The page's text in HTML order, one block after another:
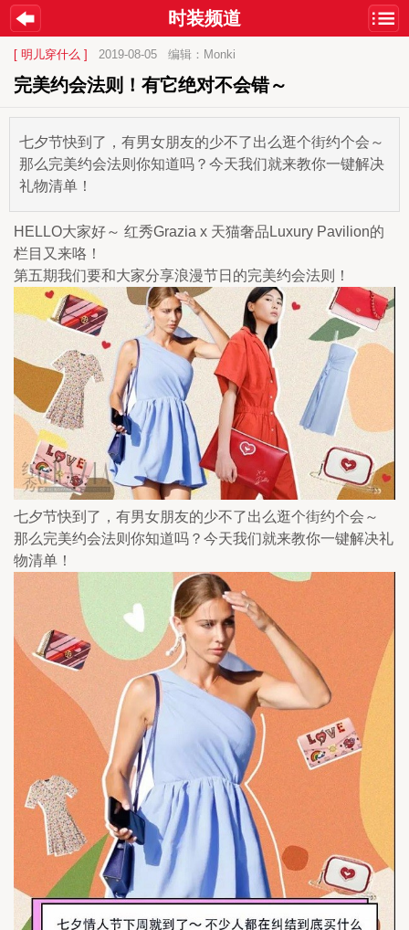
时装频道
[ 明儿穿什么 ] 2019-08-05 编辑：Monki
完美约会法则！有它绝对不会错～
七夕节快到了，有男女朋友的少不了出么逛个街约个会～
那么完美约会法则你知道吗？今天我们就来教你一键解决
礼物清单！
HELLO大家好～ 红秀Grazia x 天猫奢品Luxury Pavilion的
栏目又来咯！
第五期我们要和大家分享浪漫节日的完美约会法则！
七夕节快到了，有男女朋友的少不了出么逛个街约个会～
那么完美约会法则你知道吗？今天我们就来教你一键解决礼
物清单！